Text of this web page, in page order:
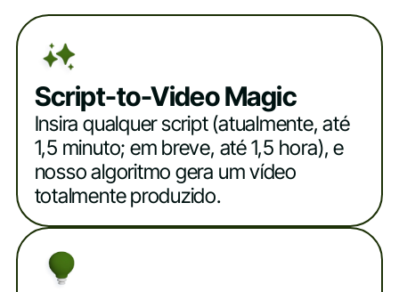
Script-to-Video Magic
Insira qualquer script (atualmente, até
1,5 minuto; em breve, até 1,5 hora), e
nosso algoritmo gera um vídeo
totalmente produzido.